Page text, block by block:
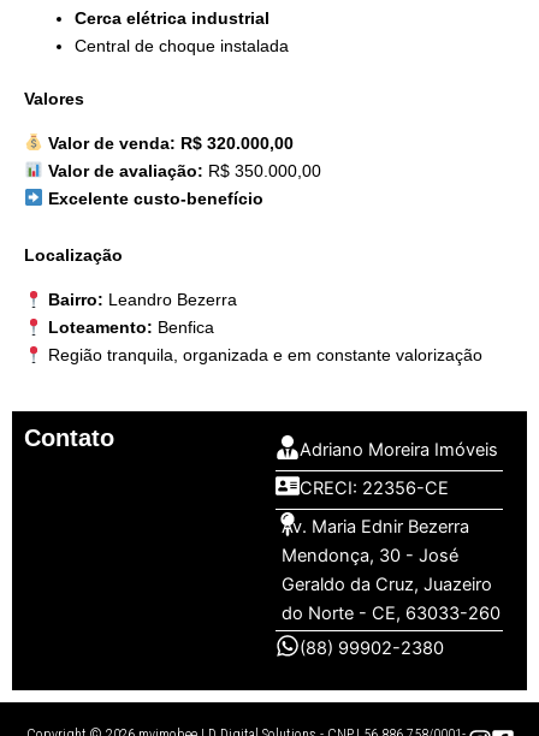
Cerca elétrica industrial
Central de choque instalada
Valores
Valor de venda: R$ 320.000,00
Valor de avaliação: R$ 350.000,00
Excelente custo-benefício
Localização
Bairro: Leandro Bezerra
Loteamento: Benfica
Região tranquila, organizada e em constante valorização
Contato
Adriano Moreira Imóveis
CRECI: 22356-CE
Av. Maria Ednir Bezerra
Mendonça, 30 - José
Geraldo da Cruz, Juazeiro
do Norte - CE, 63033-260
(88) 99902-2380